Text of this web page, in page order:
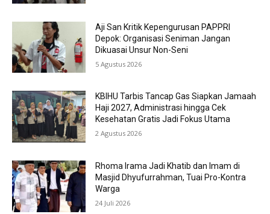
Aji San Kritik Kepengurusan PAPPRI
Depok: Organisasi Seniman Jangan
Dikuasai Unsur Non-Seni
5 Agustus 2026
KBIHU Tarbis Tancap Gas Siapkan Jamaah
Haji 2027, Administrasi hingga Cek
Kesehatan Gratis Jadi Fokus Utama
2 Agustus 2026
Rhoma Irama Jadi Khatib dan Imam di
Masjid Dhyufurrahman, Tuai Pro-Kontra
Warga
24 Juli 2026